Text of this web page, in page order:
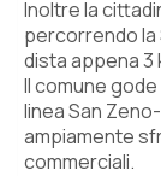
Inoltre la
percorrendo la
dista appena 3
Il comune
linea San
ampiamente
commerciali.